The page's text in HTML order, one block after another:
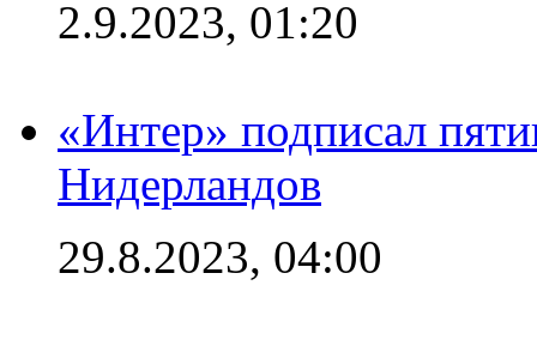
2.9.2023, 01:20
«Интер» подписал
Нидерландов
29.8.2023, 04:00